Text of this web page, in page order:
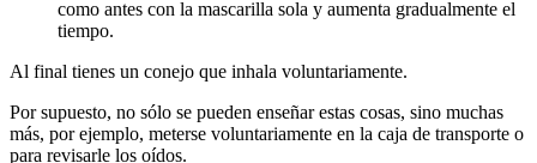
como antes con la mascarilla sola y aumenta gradualmente el
tiempo.
Al final tienes un conejo que inhala voluntariamente.
Por supuesto, no sólo se pueden enseñar estas cosas, sino muchas
más, por ejemplo, meterse voluntariamente en la caja de transporte o
para revisarle los oídos.